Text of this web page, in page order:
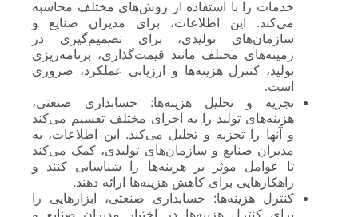
خدمات را با استفاده از روش‌های مختلف محاسبه
می‌کند. این اطلاعات، برای مدیران صنایع و
سازمان‌های تولیدی، برای تصمیم‌گیری در
زمینه‌های مختلف مانند قیمت‌گذاری، برنامه‌ریزی
تولید، کنترل هزینه‌ها و ارزیابی عملکرد، ضروری
است.
تجزیه و تحلیل هزینه‌ها: حسابداری صنعتی،
هزینه‌های تولید را به اجزای مختلف تقسیم می‌کند
و آنها را تجزیه و تحلیل می‌کند. این اطلاعات، به
مدیران صنایع و سازمان‌های تولیدی، کمک می‌کند
تا عوامل موثر بر هزینه‌ها را شناسایی کنند و
راهکارهایی برای کاهش هزینه‌ها ارائه دهند.
کنترل هزینه‌ها: حسابداری صنعتی، ابزارهایی را